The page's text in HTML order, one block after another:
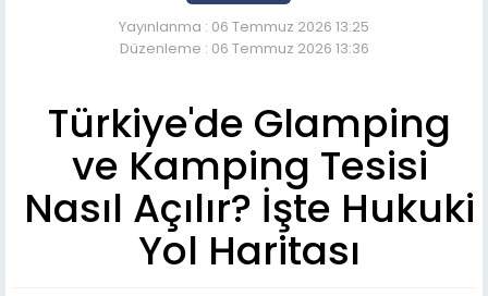
Yayınlanma : 06 Temmuz 2026 13:25
Düzenleme : 06 Temmuz 2026 13:36
Türkiye'de Glamping
ve Kamping Tesisi
Nasıl Açılır? İşte Hukuki
Yol Haritası